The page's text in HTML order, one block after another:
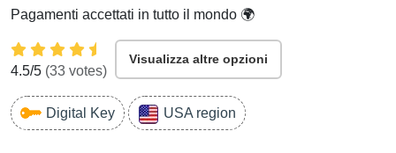
Pagamenti accettati in tutto il mondo 🌍
4.5/5 (33 votes)
Visualizza altre opzioni
Digital Key USA region